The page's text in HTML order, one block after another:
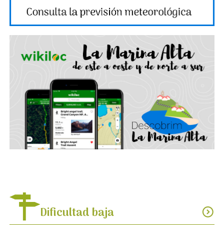
Dificultad baja expand_circle_down